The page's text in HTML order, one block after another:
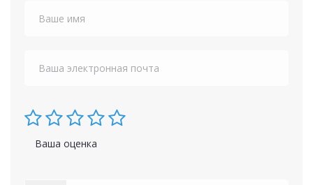
Ваша оценка